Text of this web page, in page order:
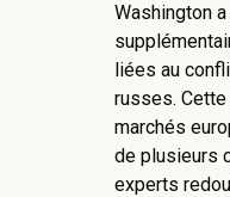
Washington
liées au
russes.
marchés
de plusieurs
experts